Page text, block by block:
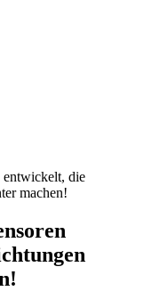
entwickelt, die
machen!